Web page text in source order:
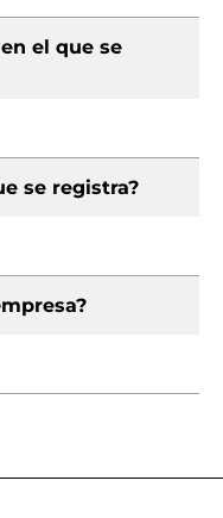
el que se
se registra?